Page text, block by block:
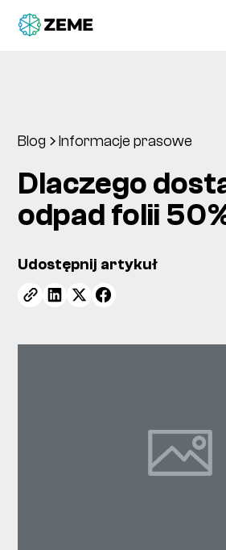
Blog Informacje prasowe
Dlaczego
odpad folii
Udostępnij artykuł